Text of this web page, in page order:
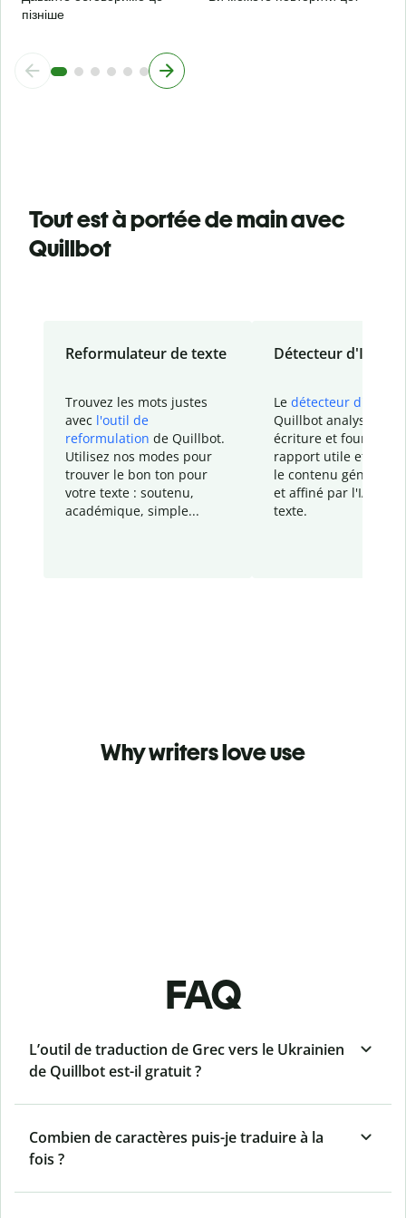
пізніше
Tout est à portée de main avec
Quillbot
Reformulateur de texte
Trouvez les mots justes
avec l'outil de
reformulation de Quillbot.
Utilisez nos modes pour
trouver le bon ton pour
votre texte : soutenu,
académique, simple...
Détecteur d'IA
Le détecteur d'IA
Quillbot analyse votre
écriture et fournit un
rapport utile et
le contenu généré
et affiné par l'IA
texte.
Why writers love use
FAQ
L’outil de traduction de Grec vers le Ukrainien
de Quillbot est-il gratuit ?
Combien de caractères puis-je traduire à la
fois ?